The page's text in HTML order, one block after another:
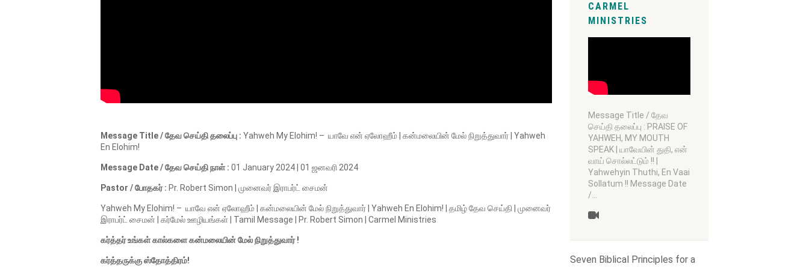
Message Title / தேவ செய்தி தலைப்பு : Yahweh My Elohim! – யாவே என் ஏலோஹீம் | கன்மலையின் மேல் நிறுத்துவார் | Yahweh
En Elohim!
Message Date / தேவ செய்தி நாள் : 01 January 2024 | 01 ஜனவரி 2024
Pastor / போதகர் : Pr. Robert Simon | முனைவர் இராபர்ட் சைமன்
Yahweh My Elohim! – யாவே என் ஏலோஹீம் | கன்மலையின் மேல் நிறுத்துவார் | Yahweh En Elohim! | தமிழ் தேவ செய்தி | முனைவர்
இராபர்ட் சைமன் | கர்மேல் ஊழியங்கள் | Tamil Message | Pr. Robert Simon | Carmel Ministries
கர்த்தர் உங்கள் கால்களை கன்மலையின் மேல் நிறுத்துவார் !
கர்த்தருக்கு ஸ்தோத்திரம்!
CARMEL
MINISTRIES
Message Title / தேவ
செய்தி தலைப்பு : PRAISE OF
YAHWEH, MY MOUTH
SPEAK | யாவேயின் துதி, என்
வாய் சொல்லட்டும் !! |
Yahwehyin Thuthi, En Vaai
Sollatum !! Message Date
/…
Seven Biblical Principles for a